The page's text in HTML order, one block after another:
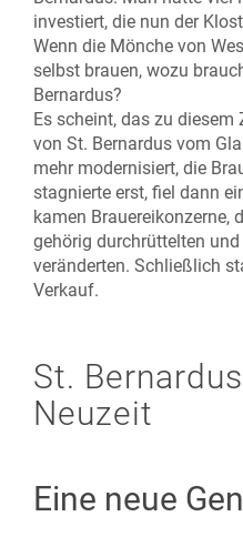
investiert, die nun der
Wenn die Mönche von
selbst brauen, wozu
Bernardus?
Es scheint, das zu diesem
von St. Bernardus vom
mehr modernisiert, die
stagnierte erst, fiel dann
kamen Brauereikonzerne,
gehörig durchrüttelten
veränderten. Schließlich
Verkauf.
St.
Neuzeit
Eine neue